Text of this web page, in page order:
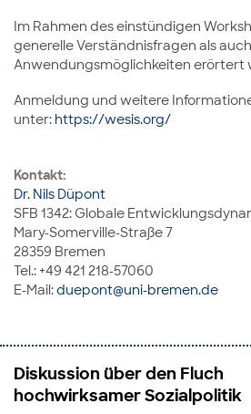
Im Rahmen des einstündigen
generelle Verständnisfragen als
Anwendungsmöglichkeiten erörtert
Anmeldung und weitere
unter: https://wesis.org/
Kontakt:
Dr. Nils Düpont
SFB 1342: Globale
Mary-Somerville-Straße 7
28359 Bremen
Tel.: +49 421 218-57060
E-Mail:duepont@uni-bremen.de
Diskussion über den Fluch
hochwirksamer Sozialpolitik